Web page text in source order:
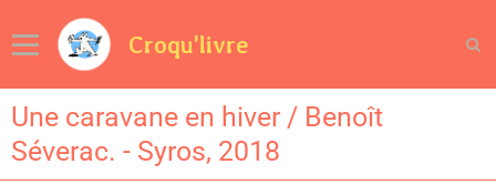
Croqu'livre
Une caravane en hiver / Benoît
Séverac. - Syros, 2018